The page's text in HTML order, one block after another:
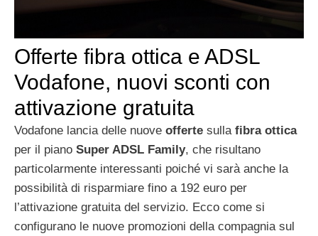
Offerte fibra ottica e ADSL
Vodafone, nuovi sconti con
attivazione gratuita
Vodafone lancia delle nuove offerte sulla fibra ottica
per il piano Super ADSL Family, che risultano
particolarmente interessanti poiché vi sarà anche la
possibilità di risparmiare fino a 192 euro per
l’attivazione gratuita del servizio. Ecco come si
configurano le nuove promozioni della compagnia sul